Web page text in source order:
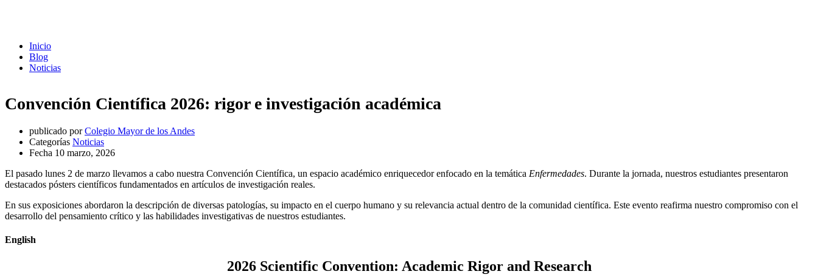
Inicio
Blog
Noticias
Convención Científica 2026: rigor e investigación académica
publicado por Colegio Mayor de los Andes
Categorías Noticias
Fecha 10 marzo, 2026
El pasado lunes 2 de marzo llevamos a cabo nuestra Convención Científica, un espacio académico enriquecedor enfocado en la temática Enfermedades. Durante la jornada, nuestros estudiantes presentaron
destacados pósters científicos fundamentados en artículos de investigación reales.
En sus exposiciones abordaron la descripción de diversas patologías, su impacto en el cuerpo humano y su relevancia actual dentro de la comunidad científica. Este evento reafirma nuestro compromiso con el
desarrollo del pensamiento crítico y las habilidades investigativas de nuestros estudiantes.
English
2026 Scientific Convention: Academic Rigor and Research